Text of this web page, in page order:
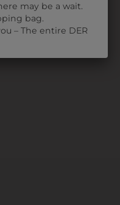
may be a wait.
bag.
– The entire DER